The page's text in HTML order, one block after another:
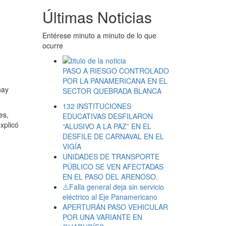
Últimas Noticias
Entérese minuto a minuto de lo que
ocurre
PASO A RIESGO CONTROLADO
POR LA PANAMERICANA EN EL
SECTOR QUEBRADA BLANCA
132 INSTITUCIONES
EDUCATIVAS DESFILARON
“ALUSIVO A LA PAZ” EN EL
DESFILE DE CARNAVAL EN EL
VIGÍA
UNIDADES DE TRANSPORTE
PÚBLICO SE VEN AFECTADAS
EN EL PASO DEL ARENOSO.
⚠️Falla general deja sin servicio
eléctrico al Eje Panamericano
APERTURÁN PASO VEHICULAR
POR UNA VARIANTE EN